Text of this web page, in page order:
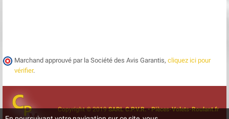
Marchand approuvé par la Société des Avis Garantis, cliquez ici pour
vérifier.
Copyright © 2019SARL C.P.V.R. • Pièces-Volets-Roulant.fr